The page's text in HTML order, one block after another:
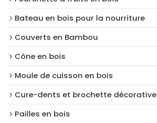
Bateau en bois pour la nourriture
Couverts en Bambou
Cône en bois
Moule de cuisson en bois
Cure-dents et brochette décorative
Pailles en bois